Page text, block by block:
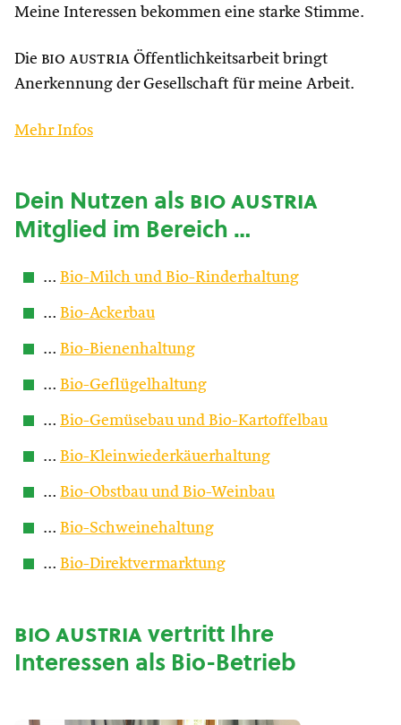
Meine Interessen bekommen eine starke Stimme.
Die bio austria Öffentlichkeitsarbeit bringt
Anerkennung der Gesellschaft für meine Arbeit.
Mehr Infos
Dein Nutzen alsbio austria
Mitglied im Bereich …
… Bio-Milch und Bio-Rinderhaltung
… Bio-Ackerbau
… Bio-Bienenhaltung
… Bio-Geflügelhaltung
… Bio-Gemüsebau und Bio-Kartoffelbau
… Bio-Kleinwiederkäuerhaltung
… Bio-Obstbau und Bio-Weinbau
… Bio-Schweinehaltung
… Bio-Direktvermarktung
bio austriavertritt Ihre
Interessen als Bio-Betrieb